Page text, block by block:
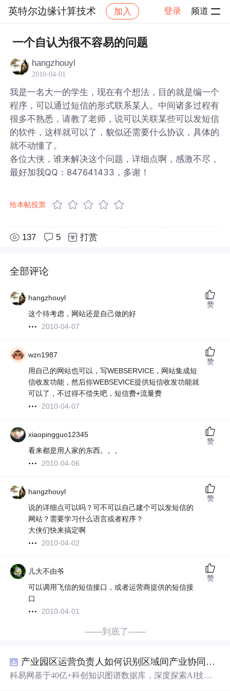
英特尔边缘计算技术 加入 登录 频道
社区 英特尔边缘计算技术 帖子详情
一个自认为很不容易的问题
hangzhouyl
2010-04-01
我是一名大一的学生，现在有个想法，目的就是编一个
程序，可以通过短信的形式联系某人。中间诸多过程有
很多不熟悉，请教了老师，说可以关联某些可以发短信
的软件，这样就可以了，貌似还需要什么协议，具体的
就不动懂了。
各位大侠，谁来解决这个问题，详细点啊，感激不尽，
最好加我QQ：847641433，多谢！
给本帖投票
137 5 打赏
全部评论
hangzhouyl
这个待考虑，网站还是自己做的好
2010-04-07
赞
wzn1987
用自己的网站也可以，写WEBSERVICE，网站集成短
信收发功能，然后你WEBSEVICE提供短信收发功能就
可以了，不过得不偿失吧，短信费+流量费
2010-04-07
赞
xiaopingguo12345
看来都是用人家的东西。。。
2010-04-06
赞
hangzhouyl
说的详细点可以吗？可不可以自己建个可以发短信的
网站？需要学习什么语言或者程序？
大侠们快来搞定啊
2010-04-02
赞
儿大不由爷
可以调用飞信的短信接口，或者运营商提供的短信接
口
2010-04-01
赞
——到底了——
产业园区运营负责人如何识别区域间产业协同机会？.docx
科易网基于40亿+科创知识图谱数据库，深度探索AI技术